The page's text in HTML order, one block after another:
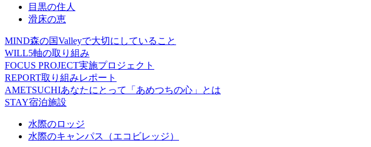
目黒の住人
滑床の恵
MIND森の国Valleyで大切にしていること
WILL5軸の取り組み
FOCUS PROJECT実施プロジェクト
REPORT取り組みレポート
AMETSUCHIあなたにとって「あめつちの心」とは
STAY宿泊施設
水際のロッジ
水際のキャンパス（エコビレッジ）